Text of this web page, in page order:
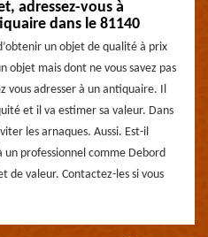
adressez-vous à
dans le 81140
un objet de qualité à prix
objet mais dont ne vous savez pas
vous adresser à un antiquaire. Il
et il va estimer sa valeur. Dans
les arnaques. Aussi. Est-il
un professionnel comme Debord
de valeur. Contactez-les si vous